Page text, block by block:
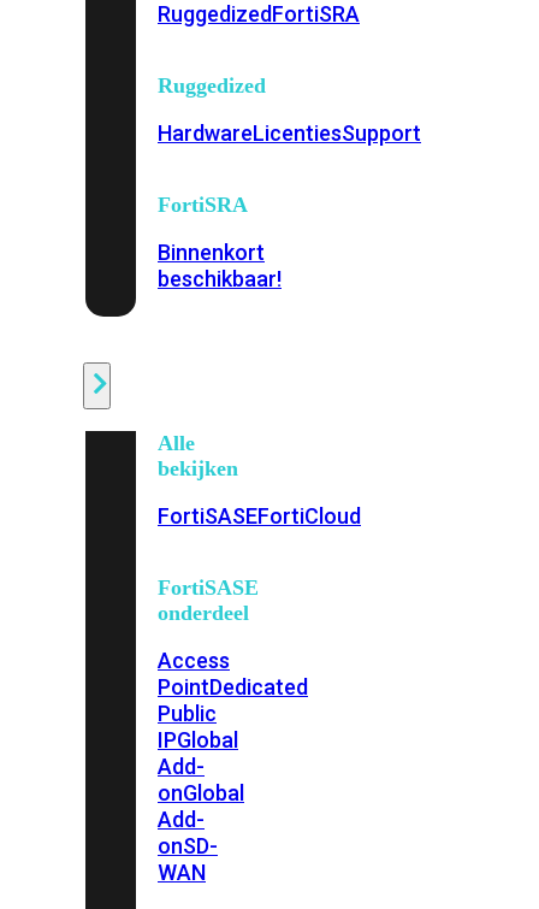
RuggedizedFortiSRA
Ruggedized
HardwareLicentiesSupport
FortiSRA
Binnenkort
beschikbaar!
Alle
bekijken
FortiSASEFortiCloud
FortiSASE
onderdeel
Access
PointDedicated
Public
IPGlobal
Add-
onGlobal
Add-
onSD-
WAN